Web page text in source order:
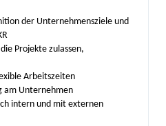
der Unternehmensziele und
Projekte zulassen,
Arbeitszeiten
Unternehmen
intern und mit externen